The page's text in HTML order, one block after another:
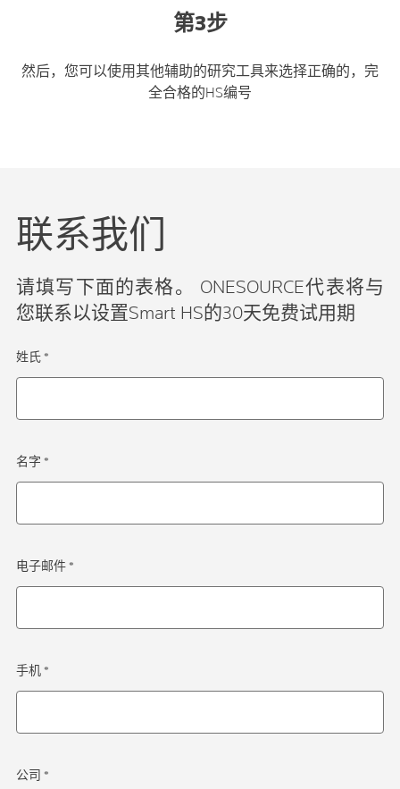
第3步
然后，您可以使用其他辅助的研究工具来选择正确的，完
全合格的HS编号
联系我们
请填写下面的表格。 ONESOURCE代表将与
您联系以设置Smart HS的30天免费试用期
姓氏 *
名字 *
电子邮件 *
手机 *
公司 *